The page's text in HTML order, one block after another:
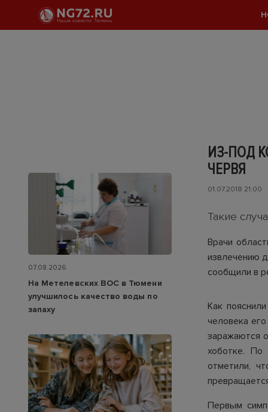
ИЗ-ПОД
ЧЕРВЯ
01.07.2018 21:00
Такие
Врачи
извлечению
сообщили в
Как
человека
заражаются
хоботке. По
отметили,
Первым
07.08.2026
На Метелевских ВОС в Тюмени
улучшилось качество воды по
запаху